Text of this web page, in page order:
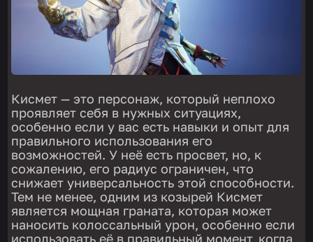
Кисмет — это персонаж, который неплохо
проявляет себя в нужных ситуациях,
особенно если у вас есть навыки и опыт для
правильного использования его
возможностей. У неё есть просвет, но, к
сожалению, его радиус ограничен, что
снижает универсальность этой способности.
Тем не менее, одним из козырей Кисмет
является мощная граната, которая может
наносить колоссальный урон, особенно если
использовать её в правильный момент, когда